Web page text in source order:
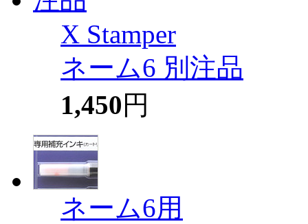
X Stamper
ネーム6 別注品
1,450円
ネーム6用